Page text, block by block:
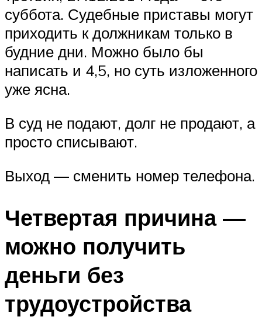
суббота. Судебные приставы могут
приходить к должникам только в
будние дни. Можно было бы
написать и 4,5, но суть изложенного
уже ясна.
В суд не подают, долг не продают, а
просто списывают.
Выход — сменить номер телефона.
Четвертая причина —
можно получить
деньги без
трудоустройства